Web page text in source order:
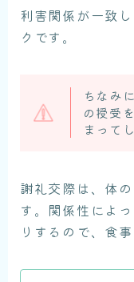
利害関係が一致
クです。
ちなみ
の授受
まって
謝礼交際は、体
す。関係性によ
りするので、食